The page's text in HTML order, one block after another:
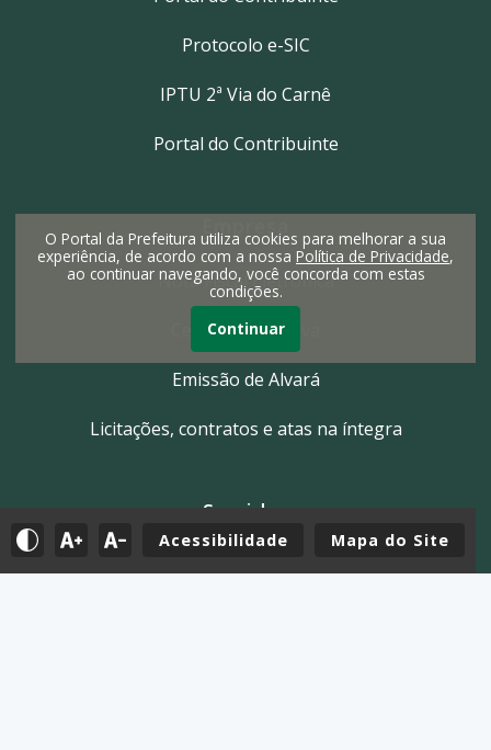
Acessibilidade Mapa do Site
Protocolo e-SIC
IPTU 2ª Via do Carnê
Portal do Contribuinte
Nota Fiscal Eletrônica
Certidão Negativa
Emissão de Alvará
Licitações, contratos e atas na íntegra
Servidor
O Portal da Prefeitura utiliza cookies para melhorar a sua
experiência, de acordo com a nossa Política de Privacidade,
ao continuar navegando, você concorda com estas
condições.
Continuar